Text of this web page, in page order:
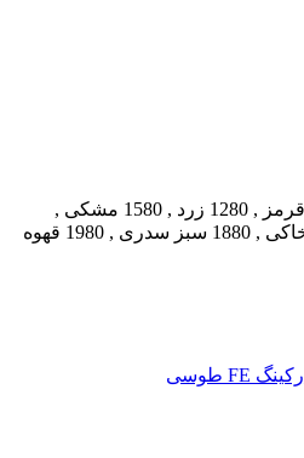
, 1280 زرد , 1580 مشکی
,
, 1880 سبز سدری ,
1980 قهوه